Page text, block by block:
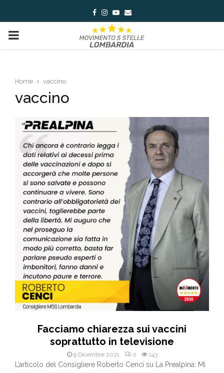
Facebook
Instagram
Youtube
Email
PRIMARY
Home vaccino
vaccino
Facciamo chiarezza sui vaccini
soprattutto in televisione
9 Dicembre 2021 0 143
L’articolo del Consigliere Roberto Cenci su La Prealpina: Mi